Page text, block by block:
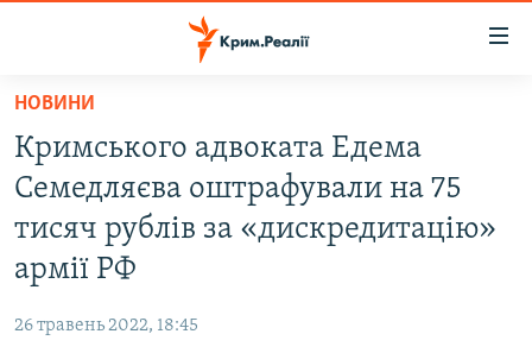
Перейти
основного
матеріалу
до
основної
Перейти
ВОДА.КРИМ
ВІДЕО ТА ФОТО
ПОЛІТИКА
ПОГЛЯД
НОВИНИ
Кримського адвоката Едема
Семедляєва оштрафували на 75
тисяч рублів за «дискредитацію»
армії РФ
26 травень 2022, 18:45